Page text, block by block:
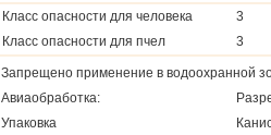
Класс опасности для человека
3
Класс опасности для пчел
3
Запрещено применение в водоохранной
Авиаобработка:
Упаковка